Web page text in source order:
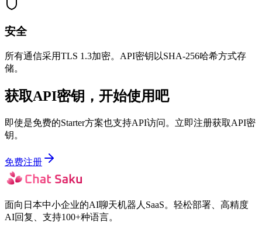
安全
所有通信采用TLS 1.3加密。API密钥以SHA-256哈希方式存
储。
获取API密钥，开始使用吧
即使是免费的Starter方案也支持API访问。立即注册获取API密
钥。
免费注册
面向日本中小企业的AI聊天机器人SaaS。轻松部署、高精度
AI回复、支持100+种语言。